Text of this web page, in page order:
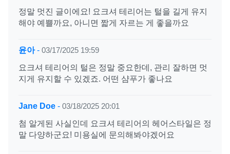
정말 멋진 글이에요! 요크셔 테리어는 털을 길게 유지
해야 예쁠까요, 아니면 짧게 자르는 게 좋을까요
윤아- 03/17/2025 19:59
요크셔 테리어의 털은 정말 중요한데, 관리 잘하면 멋
지게 유지할 수 있겠죠. 어떤 샴푸가 좋나요
Jane Doe - 03/18/2025 20:01
첨 알게된 사실인데 요크셔 테리어의 헤어스타일은 정
말 다양하군요! 미용실에 문의해봐야겠어요